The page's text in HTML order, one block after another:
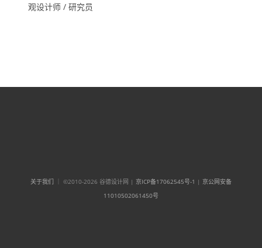
观设计师 / 研究员
关于我们 ｜ ©2010-2026 谷德设计网 | 京ICP备17062545号-1 | 京公网安备
11010502061450号